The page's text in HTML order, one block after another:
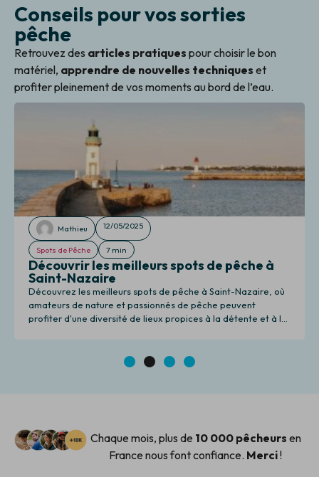
Conseils pour vos sorties
pêche
Retrouvez des articles pratiques pour choisir le bon
matériel, apprendre de nouvelles techniques et
profiter pleinement de vos moments au bord de l’eau.
Mathieu 12/05/2025
Spots de Pêche 7 min
Découvrir les meilleurs spots de pêche à
Saint-Nazaire
Découvrez les meilleurs spots de pêche à Saint-Nazaire, où
amateurs de nature et passionnés de pêche peuvent
profiter d'une diversité de lieux propices à la détente et à la
3 4
Chaque mois, plus de 10 000 pêcheurs en
France nous font confiance. Merci!